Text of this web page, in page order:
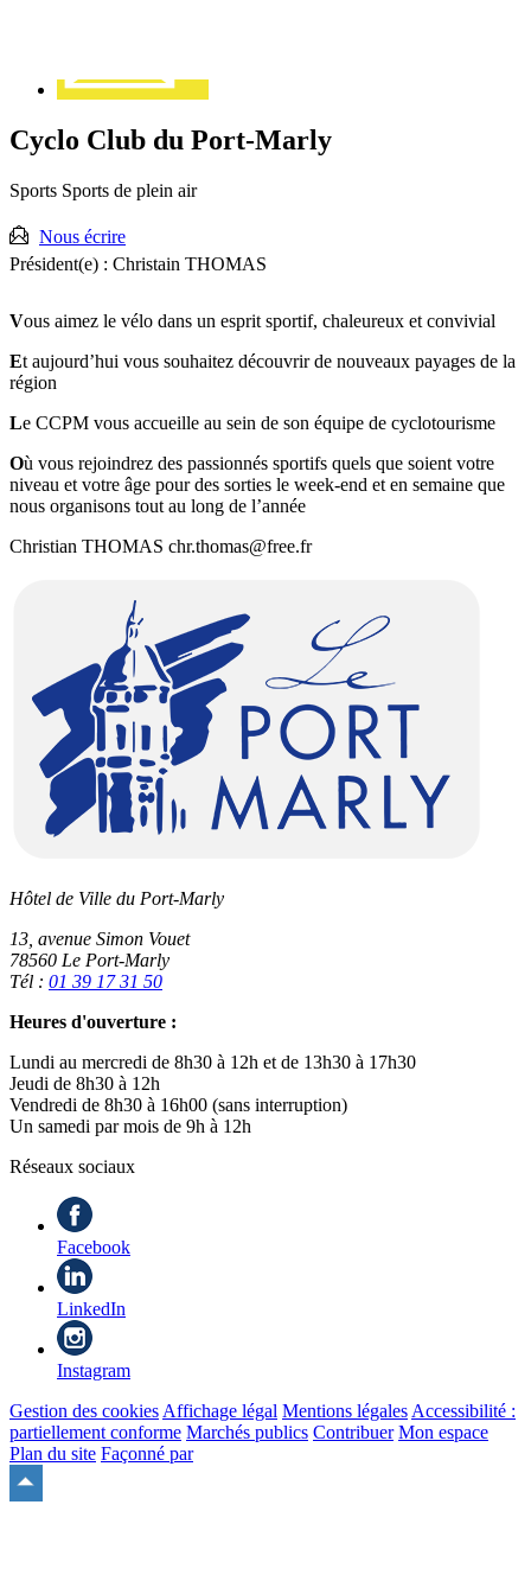
Cyclo Club du Port-Marly
Sports Sports de plein air
Nous écrire
Président(e) : Christain THOMAS
Vous aimez le vélo dans un esprit sportif, chaleureux et convivial
Et aujourd’hui vous souhaitez découvrir de nouveaux payages de la
région
Le CCPM vous accueille au sein de son équipe de cyclotourisme
Où vous rejoindrez des passionnés sportifs quels que soient votre
niveau et votre âge pour des sorties le week-end et en semaine que
nous organisons tout au long de l’année
Christian THOMAS chr.thomas@free.fr
Hôtel de Ville du Port-Marly
13, avenue Simon Vouet
78560 Le Port-Marly
Tél : 01 39 17 31 50
Heures d'ouverture :
Lundi au mercredi de 8h30 à 12h et de 13h30 à 17h30
Jeudi de 8h30 à 12h
Vendredi de 8h30 à 16h00 (sans interruption)
Un samedi par mois de 9h à 12h
Réseaux sociaux
Facebook
LinkedIn
Instagram
Gestion des cookies Affichage légal Mentions légales Accessibilité :
partiellement conforme Marchés publics Contribuer Mon espace
Plan du site Façonné par